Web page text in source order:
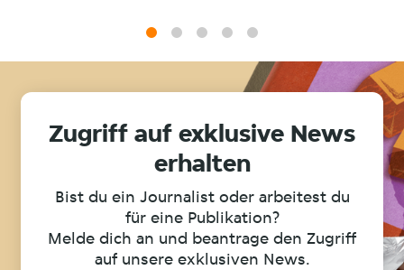
Zugriff auf exklusive News
erhalten
Bist du ein Journalist oder arbeitest du
für eine Publikation?
Melde dich an und beantrage den Zugriff
auf unsere exklusiven News.